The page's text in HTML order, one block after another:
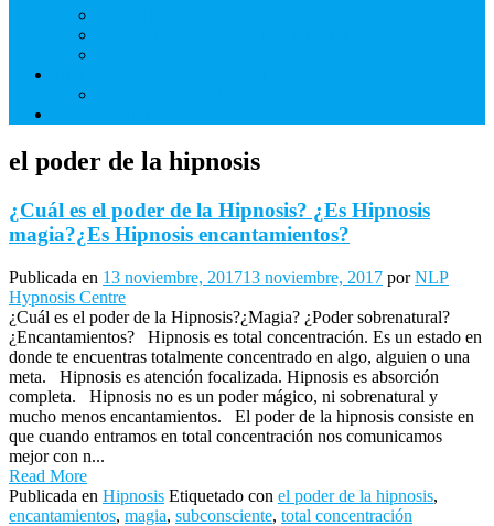
el poder de la hipnosis
¿Cuál es el poder de la Hipnosis? ¿Es Hipnosis
magia?¿Es Hipnosis encantamientos?
Publicada en 13 noviembre, 201713 noviembre, 2017 porNLP
Hypnosis Centre
¿Cuál es el poder de la Hipnosis?¿Magia? ¿Poder sobrenatural?
¿Encantamientos? Hipnosis es total concentración. Es un estado en
donde te encuentras totalmente concentrado en algo, alguien o una
meta. Hipnosis es atención focalizada. Hipnosis es absorción
completa. Hipnosis no es un poder mágico, ni sobrenatural y
mucho menos encantamientos. El poder de la hipnosis consiste en
que cuando entramos en total concentración nos comunicamos
mejor con n...
Read More
Publicada en Hipnosis Etiquetado con el poder de la hipnosis,
encantamientos, magia, subconsciente, total concentración